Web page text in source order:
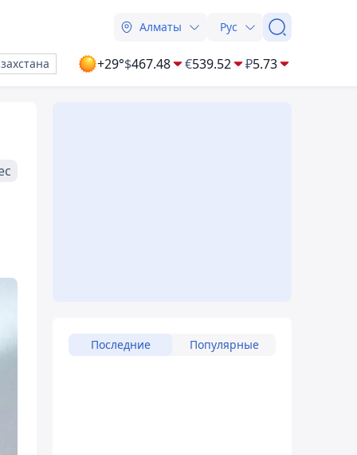
Алматы Рус
+29°$467.48 €539.52 ₽5.73
Последние Популярные